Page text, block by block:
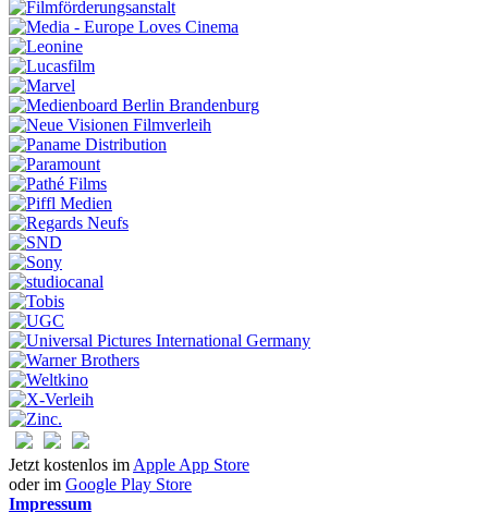
Jetzt kostenlos im Apple App Store
oder im Google Play Store
Impressum